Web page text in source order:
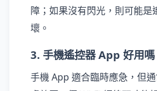
障；如果沒有閃光，則可能是
壞。
3. 手機遙控器 App 好用嗎
手機 App 適合臨時應急，但